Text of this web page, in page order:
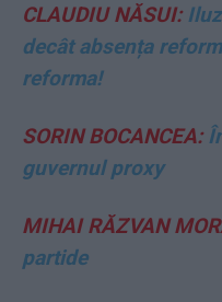
CLAUDIU NĂSUI:
decât absența
reforma!
SORIN BOCANCEA:
guvernul proxy
MIHAI RĂZVAN
partide